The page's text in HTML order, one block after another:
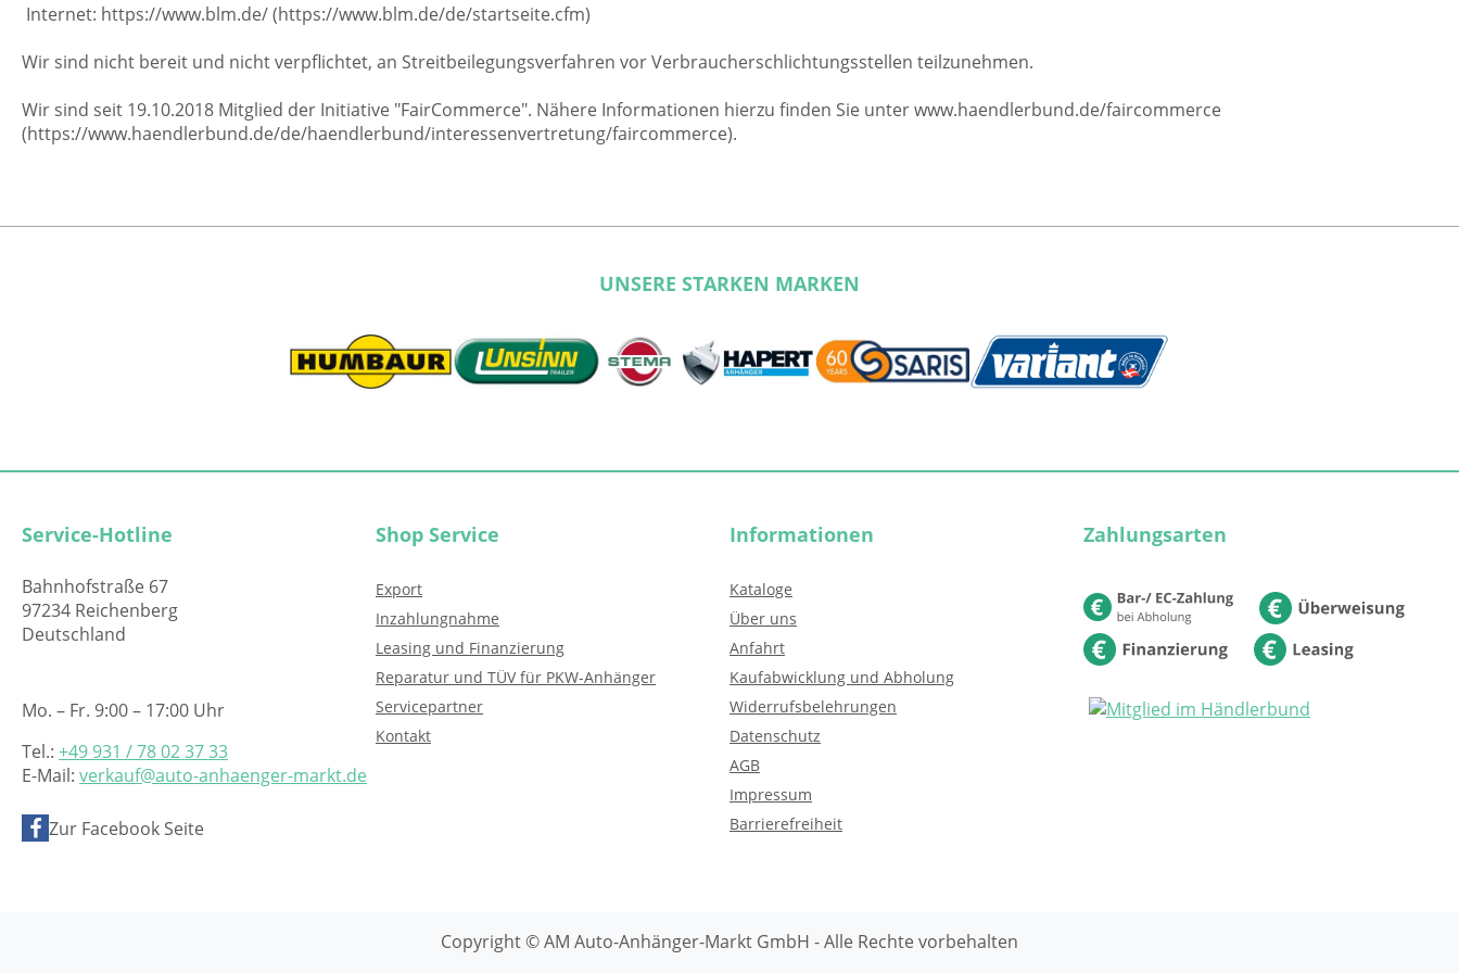
Internet: https://www.blm.de/ (https://www.blm.de/de/startseite.cfm)
Wir sind nicht bereit und nicht verpflichtet, an Streitbeilegungsverfahren vor Verbraucherschlichtungsstellen teilzunehmen.
Wir sind seit 19.10.2018 Mitglied der Initiative "FairCommerce". Nähere Informationen hierzu finden Sie unter www.haendlerbund.de/faircommerce
(https://www.haendlerbund.de/de/haendlerbund/interessenvertretung/faircommerce).
UNSERE STARKEN MARKEN
Service-Hotline
Bahnhofstraße 67
97234 Reichenberg
Deutschland
Mo. – Fr. 9:00 – 17:00 Uhr
Tel.: +49 931 / 78 02 37 33
E-Mail: verkauf@auto-anhaenger-markt.de
Zur Facebook Seite
Shop Service
Export
Inzahlungnahme
Leasing und Finanzierung
Reparatur und TÜV für PKW-Anhänger
Servicepartner
Kontakt
Informationen
Kataloge
Über uns
Anfahrt
Kaufabwicklung und Abholung
Widerrufsbelehrungen
Datenschutz
AGB
Impressum
Barrierefreiheit
Zahlungsarten
Copyright © AM Auto-Anhänger-Markt GmbH - Alle Rechte vorbehalten